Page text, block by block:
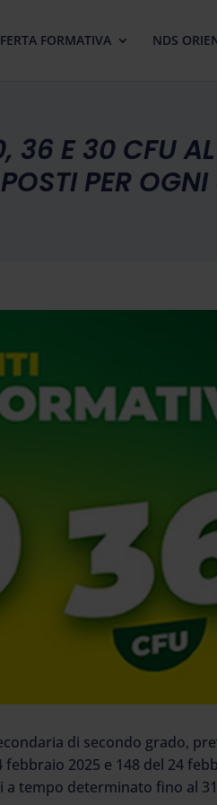
FORMATIVA NDS
36 E 30 CFU
PER OGNI
di secondo grado,
febbraio 2025 e 148 del 24
a tempo determinato fino al